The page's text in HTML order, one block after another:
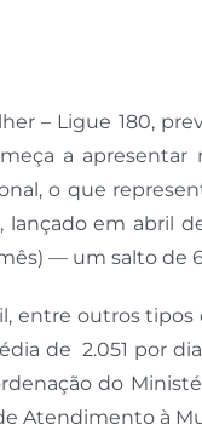
– Ligue 180,
a
o que
em abril
— um salto de
entre outros
de 2.051 por
do
Atendimento à